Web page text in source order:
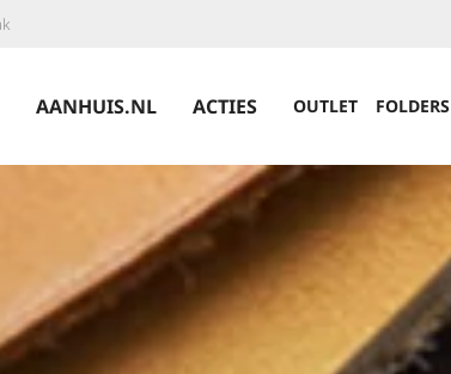
AANHUIS.NL ACTIES OUTLET FOLDERS